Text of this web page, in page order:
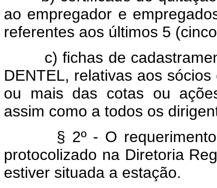
ao empregador e
referentes aos últimos 5
c) fichas de
DENTEL, relativas aos
ou mais das cotas ou
assim como a todos os
§ 2º - O requerimento,
protocolizado na Diretoria
estiver situada a estação.